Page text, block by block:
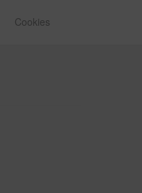
Cookies